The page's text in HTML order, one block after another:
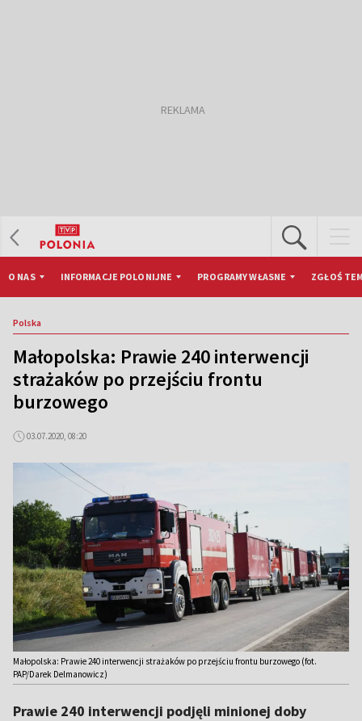
O NAS INFORMACJE POLONIJNE PROGRAMY WŁASNE ZGŁOŚ
Polska
Małopolska: Prawie 240 interwencji
strażaków po przejściu frontu
burzowego
03.07.2020, 08:20
Małopolska: Prawie 240 interwencji strażaków po przejściu frontu burzowego (fot.
PAP/Darek Delmanowicz)
Prawie 240 interwencji podjęli minionej doby